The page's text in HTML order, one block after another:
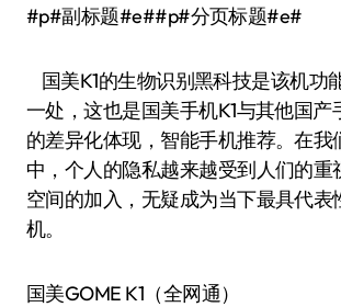
#p#副标题#e##p#分页标题#e#
国美K1的生物识别黑科技是该机功
一处，这也是国美手机K1与其他国产
的差异化体现，智能手机推荐。在我
中，个人的隐私越来越受到人们的重
空间的加入，无疑成为当下最具代表
机。
国美GOME K1（全网通）